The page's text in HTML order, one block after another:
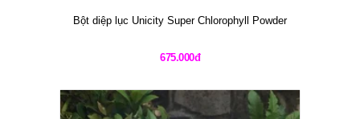
Bột diệp lục Unicity Super Chlorophyll Powder
675.000đ